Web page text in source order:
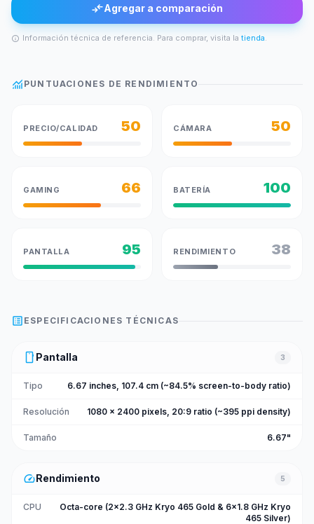
compare_arrowsAgregar a comparación
info Información técnica de referencia. Para comprar, visita la tienda.
monitoring PUNTUACIONES DE RENDIMIENTO
PRECIO/CALIDAD 50 CÁMARA 50
GAMING 66 BATERÍA 100
PANTALLA 95 RENDIMIENTO 38
list_alt ESPECIFICACIONES TÉCNICAS
smartphone Pantalla 3
Tipo 6.67 inches, 107.4 cm (~84.5% screen-to-body ratio)
Resolución 1080 x 2400 pixels, 20:9 ratio (~395 ppi density)
Tamaño 6.67"
speedRendimiento 5
CPU
Octa-core (2x2.3 GHz Kryo 465 Gold & 6x1.8 GHz Kryo
465 Silver)